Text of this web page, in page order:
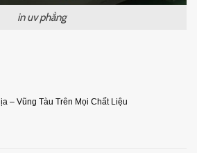
in uv phẳng
– Vũng Tàu Trên Mọi Chất Liệu